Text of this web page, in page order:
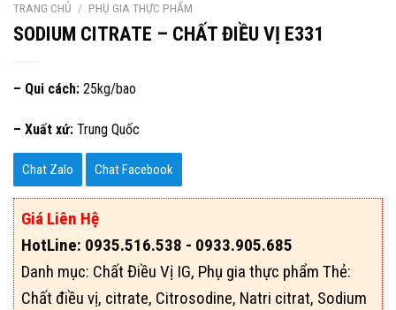
TRANG CHỦ / PHỤ GIA THỰC PHẨM
SODIUM CITRATE – CHẤT ĐIỀU VỊ E331
– Qui cách: 25kg/bao
– Xuất xứ: Trung Quốc
Chat Zalo Chat Facebook
Giá Liên Hệ
HotLine: 0935.516.538 - 0933.905.685
Danh mục: Chất Điều Vị IG, Phụ gia thực phẩm Thẻ:
Chất điều vị, citrate, Citrosodine, Natri citrat, Sodium